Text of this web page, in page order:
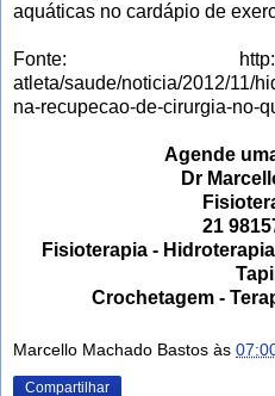
aquáticas no cardápio de
Fonte: http://
atleta/saude/noticia/2012/11/
na-recupecao-de-cirurgia-no-
Agende
Dr
21
Fisioterapia -
Crochetagem -
Marcello Machado Bastos às
Compartilhar